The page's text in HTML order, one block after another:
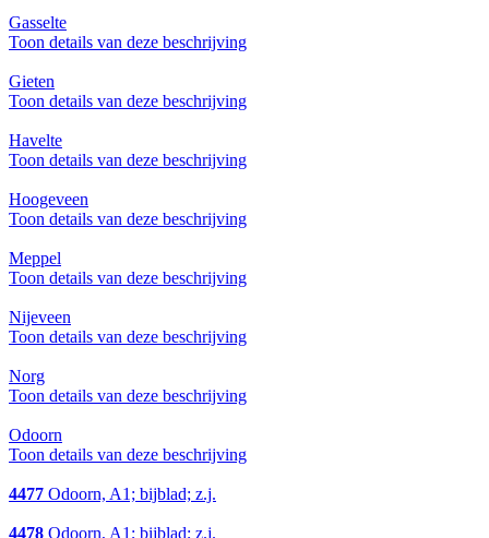
Gasselte
Toon details van deze beschrijving
Gieten
Toon details van deze beschrijving
Havelte
Toon details van deze beschrijving
Hoogeveen
Toon details van deze beschrijving
Meppel
Toon details van deze beschrijving
Nijeveen
Toon details van deze beschrijving
Norg
Toon details van deze beschrijving
Odoorn
Toon details van deze beschrijving
4477 Odoorn, A1; bijblad; z.j.
4478 Odoorn, A1; bijblad; z.j.